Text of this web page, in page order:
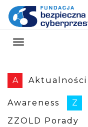
A Aktualności
Awareness Z
ZZOLD Porady